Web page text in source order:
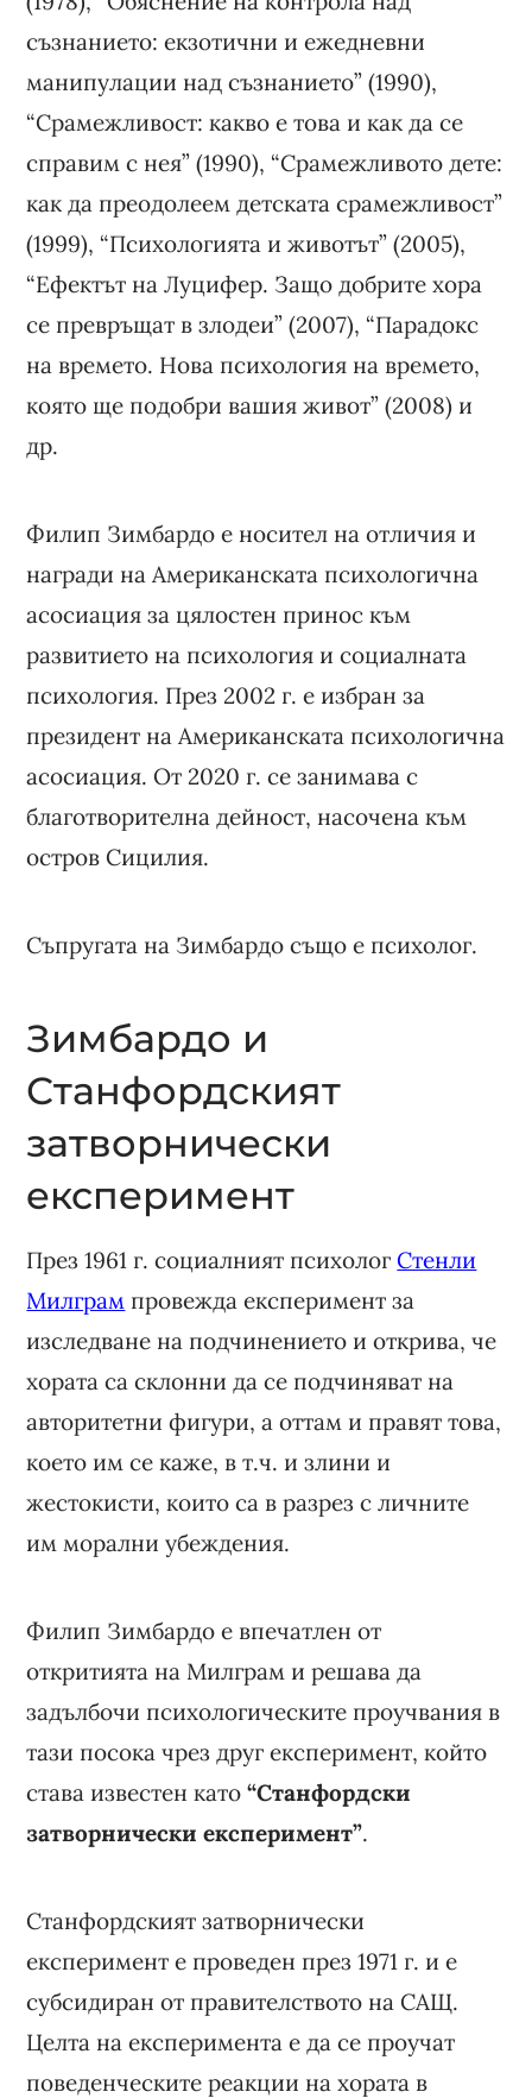
съзнанието: екзотични и ежедневни
манипулации над съзнанието” (1990),
“Срамежливост: какво е това и как да се
справим с нея” (1990), “Срамежливото дете:
как да преодолеем детската срамежливост”
(1999), “Психологията и животът” (2005),
“Ефектът на Луцифер. Защо добрите хора
се превръщат в злодеи” (2007), “Парадокс
на времето. Нова психология на времето,
която ще подобри вашия живот” (2008) и
др.
Филип Зимбардо е носител на отличия и
награди на Американската психологична
асосиация за цялостен принос към
развитието на психология и социалната
психология. През 2002 г. е избран за
президент на Американската психологична
асосиация. От 2020 г. се занимава с
благотворителна дейност, насочена към
остров Сицилия.
Съпругата на Зимбардо също е психолог.
Зимбардо и
Станфордският
затворнически
експеримент
През 1961 г. социалният психологСтенли
Милграм провежда експеримент за
изследване на подчинението и открива, че
хората са склонни да се подчиняват на
авторитетни фигури, а оттам и правят това,
което им се каже, в т.ч. и злини и
жестокисти, които са в разрез с личните
им морални убеждения.
Филип Зимбардо е впечатлен от
откритията на Милграм и решава да
задълбочи психологическите проучвания в
тази посока чрез друг експеримент, който
става известен като“Станфордски
затворнически експеримент”.
Станфордският затворнически
експеримент е проведен през 1971 г. и е
субсидиран от правителството на САЩ.
Целта на експеримента е да се проучат
поведенческите реакции на хората в